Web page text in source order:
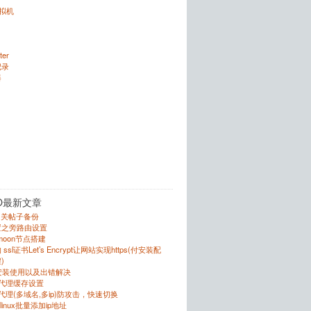
机
新文章
帖子备份
旁路由设置
节点搭建
ssl证书Let’s Encrypt让网站实现https(付安装配
使用以及出错解决
理缓存设置
理(多域名,多ip)防攻击，快速切换
批量添加ip地址